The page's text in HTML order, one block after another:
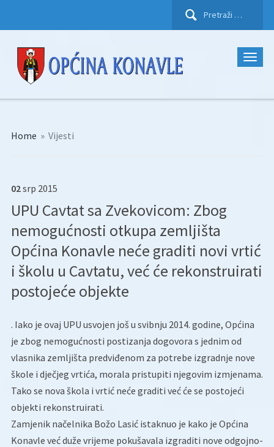
Pretraži:
Home » Vijesti
02srp 2015
UPU Cavtat sa Zvekovicom: Zbog
nemogućnosti otkupa zemljišta
Općina Konavle neće graditi novi vrtić
i školu u Cavtatu, već će rekonstruirati
postojeće objekte
. Iako je ovaj UPU usvojen još u svibnju 2014. godine, Općina
je zbog nemogućnosti postizanja dogovora s jednim od
vlasnika zemljišta predviđenom za potrebe izgradnje nove
škole i dječjeg vrtića, morala pristupiti njegovim izmjenama.
Tako se nova škola i vrtić neće graditi već će se postojeći
objekti rekonstruirati.
Zamjenik načelnika Božo Lasić istaknuo je kako je Općina
Konavle već duže vrijeme pokušavala izgraditi nove odgojno-